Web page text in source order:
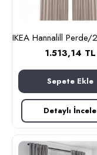
1.513,14 TL
Sepete Ekle
Detaylı İncele